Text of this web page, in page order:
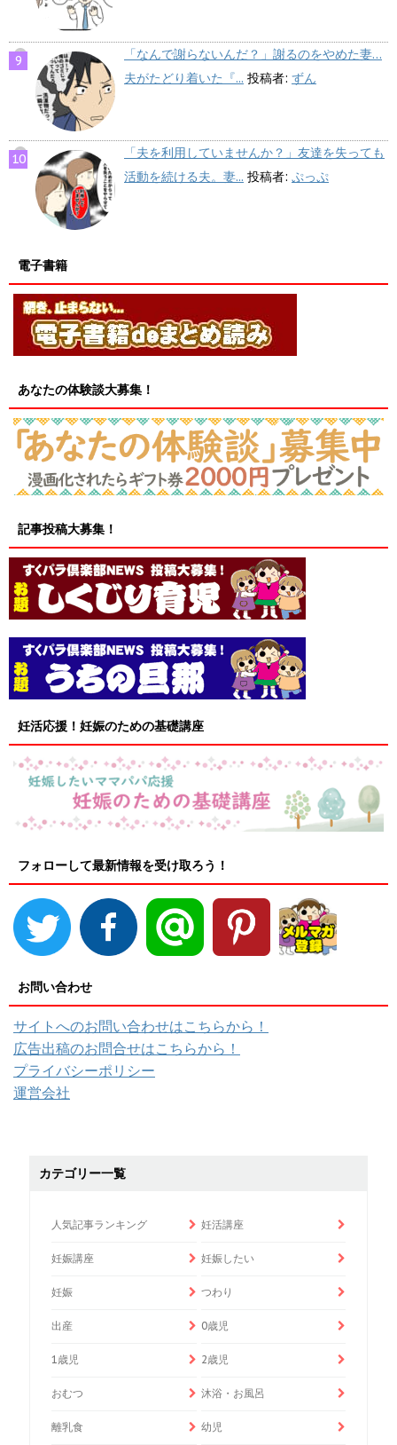
「なんで謝らないんだ？」謝るのをやめた妻…
夫がたどり着いた『... 投稿者: ずん
「夫を利用していませんか？」友達を失っても
活動を続ける夫。妻... 投稿者: ぷっぷ
電子書籍
あなたの体験談大募集！
記事投稿大募集！
妊活応援！妊娠のための基礎講座
フォローして最新情報を受け取ろう！
お問い合わせ
サイトへのお問い合わせはこちらから！
広告出稿のお問合せはこちらから！
プライバシーポリシー
運営会社
カテゴリー一覧
人気記事ランキング 妊活講座
妊娠講座 妊娠したい
妊娠 つわり
出産 0歳児
1歳児 2歳児
おむつ 沐浴・お風呂
離乳食 幼児